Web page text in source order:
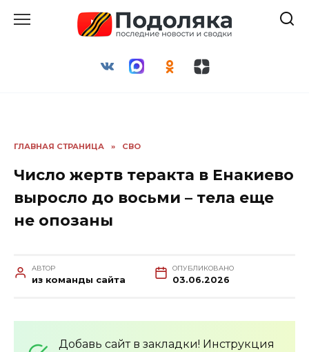
ГЛАВНАЯ СТРАНИЦА » СВО
Число жертв теракта в Енакиево
выросло до восьми – тела еще
не опозаны
АВТОР
из команды сайта
ОПУБЛИКОВАНО
03.06.2026
Добавь сайт в закладки! Инструкция